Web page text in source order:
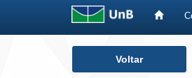
Voltar